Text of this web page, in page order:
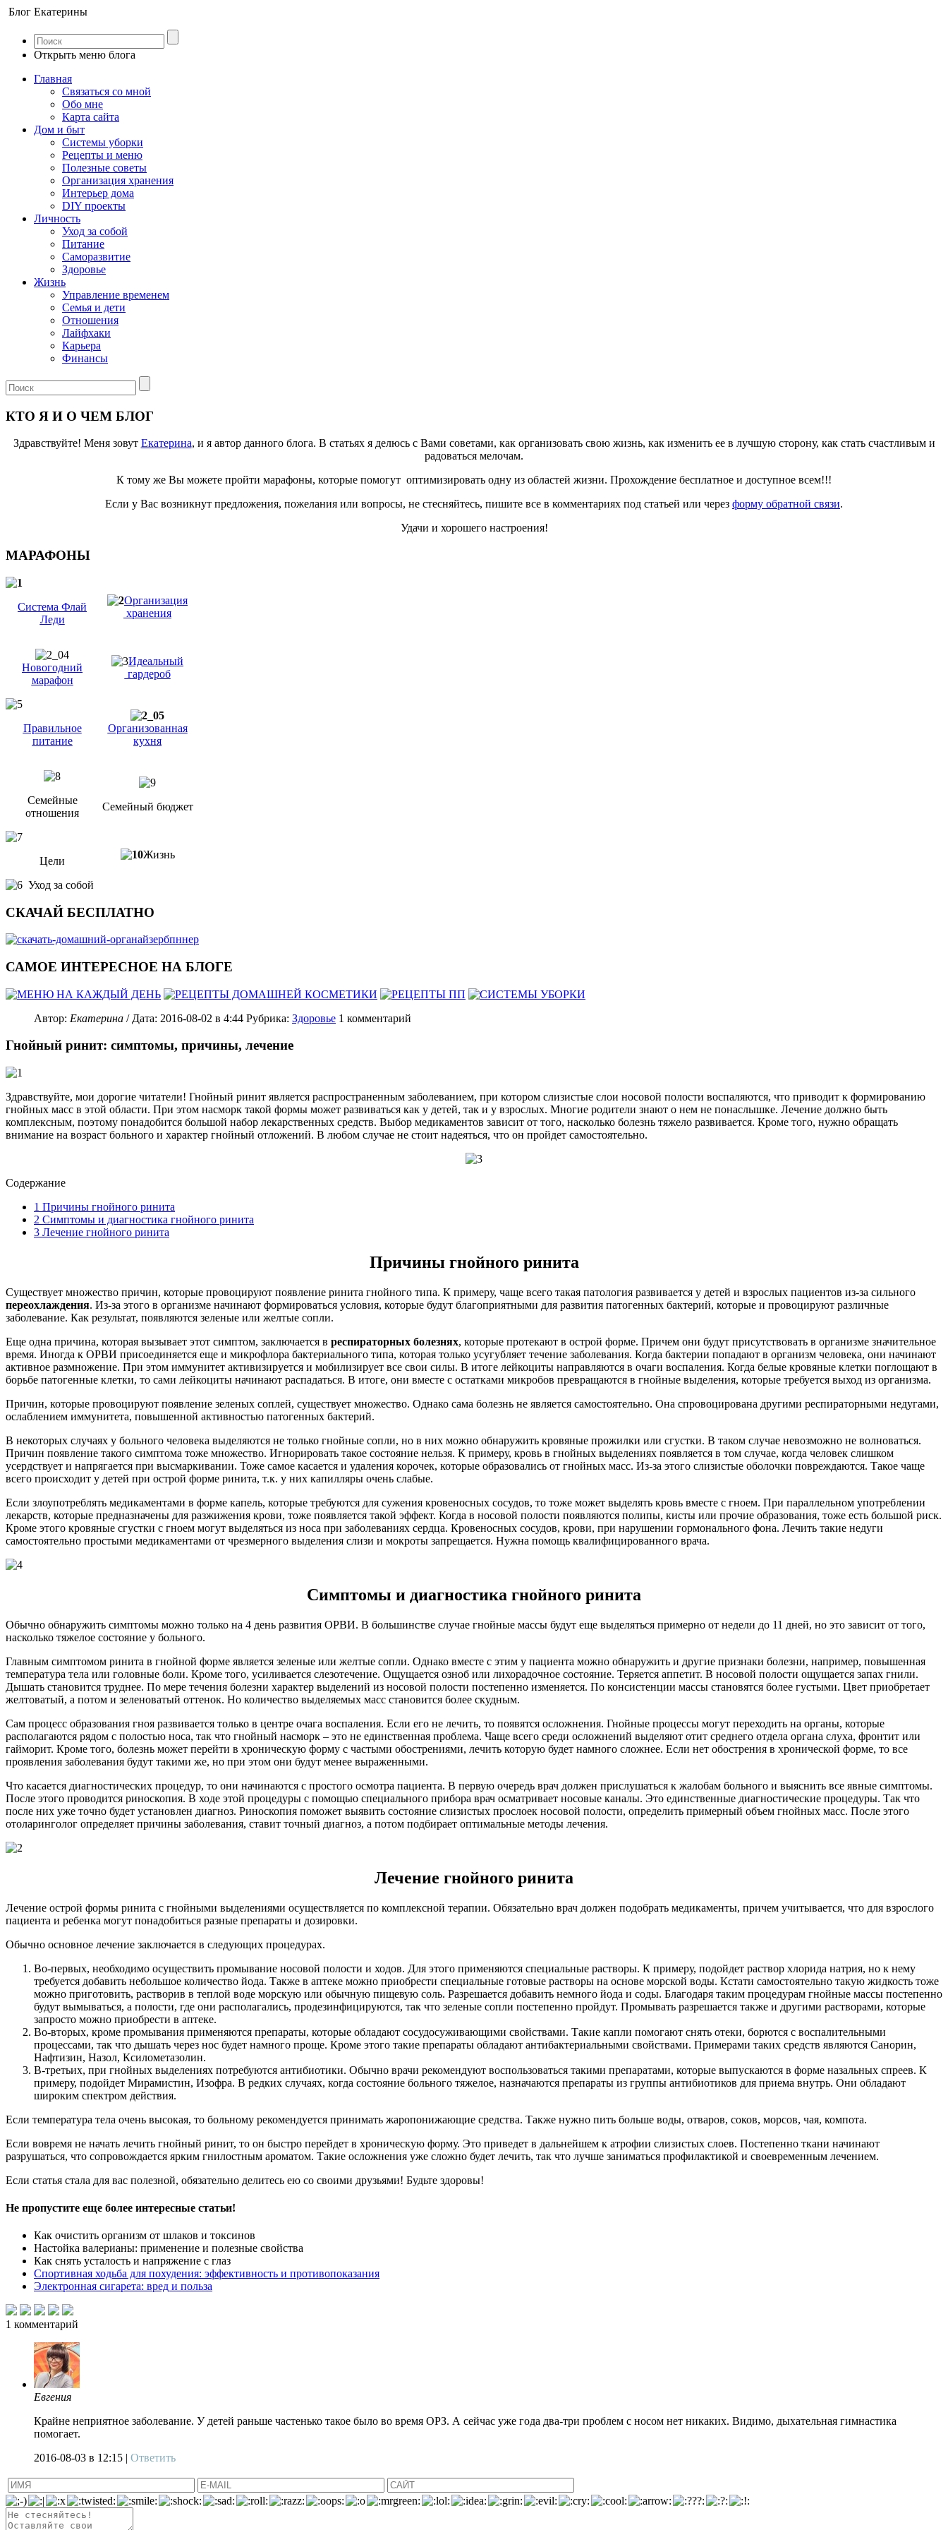
Блог Екатерины
Открыть меню блога
Главная
Связаться со мной
Обо мне
Карта сайта
Дом и быт
Системы уборки
Рецепты и меню
Полезные советы
Организация хранения
Интерьер дома
DIY проекты
Личность
Уход за собой
Питание
Саморазвитие
Здоровье
Жизнь
Управление временем
Семья и дети
Отношения
Лайфхаки
Карьера
Финансы
КТО Я И О ЧЕМ БЛОГ
Здравствуйте! Меня зовут Екатерина, и я автор данного блога. В статьях я делюсь с Вами советами, как организовать свою жизнь, как изменить ее в лучшую сторону, как стать счастливым и
радоваться мелочам.
К тому же Вы можете пройти марафоны, которые помогут оптимизировать одну из областей жизни. Прохождение бесплатное и доступное всем!!!
Если у Вас возникнут предложения, пожелания или вопросы, не стесняйтесь, пишите все в комментариях под статьей или через форму обратной связи.
Удачи и хорошего настроения!
МАРАФОНЫ
Система Флай
Леди
Организация
хранения
Новогодний
марафон
Идеальный
гардероб
Правильное
питание
Организованная
кухня
Семейные
отношения
Семейный бюджет
Цели
Жизнь
Уход за собой
СКАЧАЙ БЕСПЛАТНО
САМОЕ ИНТЕРЕСНОЕ НА БЛОГЕ
Автор: Екатерина / Дата: 2016-08-02 в 4:44 Рубрика: Здоровье 1 комментарий
Гнойный ринит: симптомы, причины, лечение
Здравствуйте, мои дорогие читатели! Гнойный ринит является распространенным заболеванием, при котором слизистые слои носовой полости воспаляются, что приводит к формированию
гнойных масс в этой области. При этом насморк такой формы может развиваться как у детей, так и у взрослых. Многие родители знают о нем не понаслышке. Лечение должно быть
комплексным, поэтому понадобится большой набор лекарственных средств. Выбор медикаментов зависит от того, насколько болезнь тяжело развивается. Кроме того, нужно обращать
внимание на возраст больного и характер гнойный отложений. В любом случае не стоит надеяться, что он пройдет самостоятельно.
Содержание
1 Причины гнойного ринита
2 Симптомы и диагностика гнойного ринита
3 Лечение гнойного ринита
Причины гнойного ринита
Существует множество причин, которые провоцируют появление ринита гнойного типа. К примеру, чаще всего такая патология развивается у детей и взрослых пациентов из-за сильного
переохлаждения. Из-за этого в организме начинают формироваться условия, которые будут благоприятными для развития патогенных бактерий, которые и провоцируют различные
заболевание. Как результат, появляются зеленые или желтые сопли.
Еще одна причина, которая вызывает этот симптом, заключается в респираторных болезнях, которые протекают в острой форме. Причем они будут присутствовать в организме значительное
время. Иногда к ОРВИ присоединяется еще и микрофлора бактериального типа, которая только усугубляет течение заболевания. Когда бактерии попадают в организм человека, они начинают
активное размножение. При этом иммунитет активизируется и мобилизирует все свои силы. В итоге лейкоциты направляются в очаги воспаления. Когда белые кровяные клетки поглощают в
борьбе патогенные клетки, то сами лейкоциты начинают распадаться. В итоге, они вместе с остатками микробов превращаются в гнойные выделения, которые требуется выход из организма.
Причин, которые провоцируют появление зеленых соплей, существует множество. Однако сама болезнь не является самостоятельно. Она спровоцирована другими респираторными недугами,
ослаблением иммунитета, повышенной активностью патогенных бактерий.
В некоторых случаях у больного человека выделяются не только гнойные сопли, но в них можно обнаружить кровяные прожилки или сгустки. В таком случае невозможно не волноваться.
Причин появление такого симптома тоже множество. Игнорировать такое состояние нельзя. К примеру, кровь в гнойных выделениях появляется в том случае, когда человек слишком
усердствует и напрягается при высмаркивании. Тоже самое касается и удаления корочек, которые образовались от гнойных масс. Из-за этого слизистые оболочки повреждаются. Такое чаще
всего происходит у детей при острой форме ринита, т.к. у них капилляры очень слабые.
Если злоупотреблять медикаментами в форме капель, которые требуются для сужения кровеносных сосудов, то тоже может выделять кровь вместе с гноем. При параллельном употреблении
лекарств, которые предназначены для разжижения крови, тоже появляется такой эффект. Когда в носовой полости появляются полипы, кисты или прочие образования, тоже есть большой риск.
Кроме этого кровяные сгустки с гноем могут выделяться из носа при заболеваниях сердца. Кровеносных сосудов, крови, при нарушении гормонального фона. Лечить такие недуги
самостоятельно простыми медикаментами от чрезмерного выделения слизи и мокроты запрещается. Нужна помощь квалифицированного врача.
Симптомы и диагностика гнойного ринита
Обычно обнаружить симптомы можно только на 4 день развития ОРВИ. В большинстве случае гнойные массы будут еще выделяться примерно от недели до 11 дней, но это зависит от того,
насколько тяжелое состояние у больного.
Главным симптомом ринита в гнойной форме является зеленые или желтые сопли. Однако вместе с этим у пациента можно обнаружить и другие признаки болезни, например, повышенная
температура тела или головные боли. Кроме того, усиливается слезотечение. Ощущается озноб или лихорадочное состояние. Теряется аппетит. В носовой полости ощущается запах гнили.
Дышать становится труднее. По мере течения болезни характер выделений из носовой полости постепенно изменяется. По консистенции массы становятся более густыми. Цвет приобретает
желтоватый, а потом и зеленоватый оттенок. Но количество выделяемых масс становится более скудным.
Сам процесс образования гноя развивается только в центре очага воспаления. Если его не лечить, то появятся осложнения. Гнойные процессы могут переходить на органы, которые
располагаются рядом с полостью носа, так что гнойный насморк – это не единственная проблема. Чаще всего среди осложнений выделяют отит среднего отдела органа слуха, фронтит или
гайморит. Кроме того, болезнь может перейти в хроническую форму с частыми обострениями, лечить которую будет намного сложнее. Если нет обострения в хронической форме, то все
проявления заболевания будут такими же, но при этом они будут менее выраженными.
Что касается диагностических процедур, то они начинаются с простого осмотра пациента. В первую очередь врач должен прислушаться к жалобам больного и выяснить все явные симптомы.
После этого проводится риноскопия. В ходе этой процедуры с помощью специального прибора врач осматривает носовые каналы. Это единственные диагностические процедуры. Так что
после них уже точно будет установлен диагноз. Риноскопия поможет выявить состояние слизистых прослоек носовой полости, определить примерный объем гнойных масс. После этого
отоларинголог определяет причины заболевания, ставит точный диагноз, а потом подбирает оптимальные методы лечения.
Лечение гнойного ринита
Лечение острой формы ринита с гнойными выделениями осуществляется по комплексной терапии. Обязательно врач должен подобрать медикаменты, причем учитывается, что для взрослого
пациента и ребенка могут понадобиться разные препараты и дозировки.
Обычно основное лечение заключается в следующих процедурах.
Во-первых, необходимо осуществить промывание носовой полости и ходов. Для этого применяются специальные растворы. К примеру, подойдет раствор хлорида натрия, но к нему
требуется добавить небольшое количество йода. Также в аптеке можно приобрести специальные готовые растворы на основе морской воды. Кстати самостоятельно такую жидкость тоже
можно приготовить, растворив в теплой воде морскую или обычную пищевую соль. Разрешается добавить немного йода и соды. Благодаря таким процедурам гнойные массы постепенно
будут вымываться, а полости, где они располагались, продезинфицируются, так что зеленые сопли постепенно пройдут. Промывать разрешается также и другими растворами, которые
запросто можно приобрести в аптеке.
Во-вторых, кроме промывания применяются препараты, которые обладают сосудосуживающими свойствами. Такие капли помогают снять отеки, борются с воспалительными
процессами, так что дышать через нос будет намного проще. Кроме этого такие препараты обладают антибактериальными свойствами. Примерами таких средств являются Санорин,
Нафтизин, Назол, Ксилометазолин.
В-третьих, при гнойных выделениях потребуются антибиотики. Обычно врачи рекомендуют воспользоваться такими препаратами, которые выпускаются в форме назальных спреев. К
примеру, подойдет Мирамистин, Изофра. В редких случаях, когда состояние больного тяжелое, назначаются препараты из группы антибиотиков для приема внутрь. Они обладают
широким спектром действия.
Если температура тела очень высокая, то больному рекомендуется принимать жаропонижающие средства. Также нужно пить больше воды, отваров, соков, морсов, чая, компота.
Если вовремя не начать лечить гнойный ринит, то он быстро перейдет в хроническую форму. Это приведет в дальнейшем к атрофии слизистых слоев. Постепенно ткани начинают
разрушаться, что сопровождается ярким гнилостным ароматом. Такие осложнения уже сложно будет лечить, так что лучше заниматься профилактикой и своевременным лечением.
Если статья стала для вас полезной, обязательно делитесь ею со своими друзьями! Будьте здоровы!
Не пропустите еще более интересные статьи!
Как очистить организм от шлаков и токсинов
Настойка валерианы: применение и полезные свойства
Как снять усталость и напряжение с глаз
Спортивная ходьба для похудения: эффективность и противопоказания
Электронная сигарета: вред и польза
1 комментарий
Евгения
Крайне неприятное заболевание. У детей раньше частенько такое было во время ОРЗ. А сейчас уже года два-три проблем с носом нет никаких. Видимо, дыхательная гимнастика
помогает.
2016-08-03 в 12:15 | Ответить